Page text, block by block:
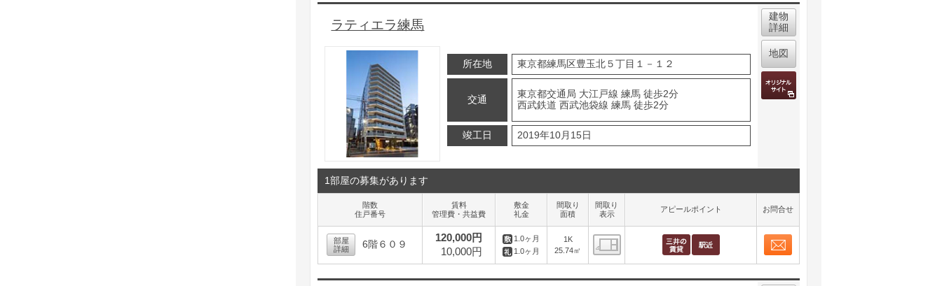
ラティエラ練馬
所在地 東京都練馬区豊玉北５丁目１－１２
交通
東京都交通局 大江戸線 練馬 徒歩2分
西武鉄道 西武池袋線 練馬 徒歩2分
竣工日 2019年10月15日
建物
詳細
地図
1部屋の募集があります
階数
住戸番号
賃料
管理費・共益費
敷金
礼金
間取り
面積
間取り
表示
アピールポイント お問合せ
部屋
詳細
6階６０９
120,000円
10,000円
1.0ヶ月
1.0ヶ月
1K
25.74㎡
間取り表示